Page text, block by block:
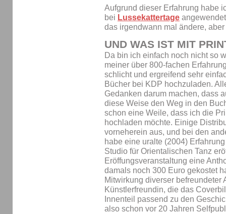
Aufgrund dieser Erfahrung habe
bei Lussekattertage
das irgendwann mal ändere,
UND WAS IST MIT
Da bin ich einfach noch nicht so
meiner über 800-fachen
schlicht und ergreifend sehr
Bücher bei KDP hochzuladen.
Gedanken darum machen, dass
diese Weise den Weg in den
schon eine Weile, dass ich die
hochladen möchte. Einige
vorneherein aus, und bei den
habe eine uralte (2004)
Studio für Orientalischen Tanz
Eröffungsveranstaltung eine
damals noch 300 Euro gekostet
Mitwirkung diverser befreundeter
Künstlerfreundin, die das
Innenteil passend zu den
also schon vor 20 Jahren